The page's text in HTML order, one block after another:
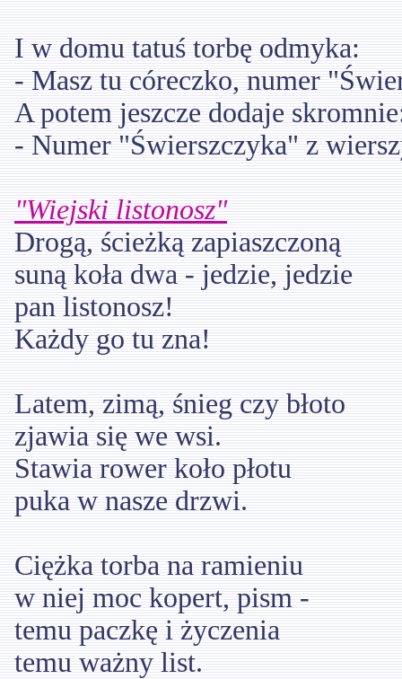
I w domu tatuś torbę odmyka:
- Masz tu córeczko, numer
A potem jeszcze dodaje
- Numer "Świerszczyka" z
"Wiejski listonosz"
Drogą, ścieżką zapiaszczoną
suną koła dwa - jedzie, jedzie
pan listonosz!
Każdy go tu zna!
Latem, zimą, śnieg czy błoto
zjawia się we wsi.
Stawia rower koło płotu
puka w nasze drzwi.
Ciężka torba na ramieniu
w niej moc kopert, pism -
temu paczkę i życzenia
temu ważny list.